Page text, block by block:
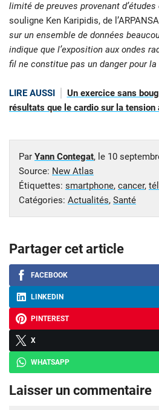
limité de preuves provenant
souligne Ken Karipidis, de
sur un ensemble de données
indique que l’exposition aux ondes
fil ne constitue pas un danger pour
LIRE AUSSI
Un exercice sans
résultats que le cardio sur la tension
Par Yann Contegat, le 10
Source: New Atlas
Étiquettes: smartphone, cancer,
Catégories: Actualités, Santé
Partager cet article
FACEBOOK
LINKEDIN
PINTEREST
X
WHATSAPP
Laisser un commentaire